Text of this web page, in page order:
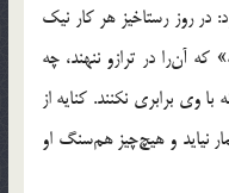
در روز رستاخیز هر کار نیک
که آن‌را در ترازو ننهند، چه
وى برابرى نکنند. کنایه از
نیاید و هیچ‌چیز هم‌سنگ او